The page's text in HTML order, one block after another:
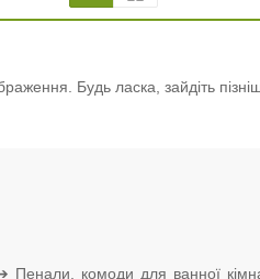
Будь ласка, зайдіть
Пенали, комоди для ванної